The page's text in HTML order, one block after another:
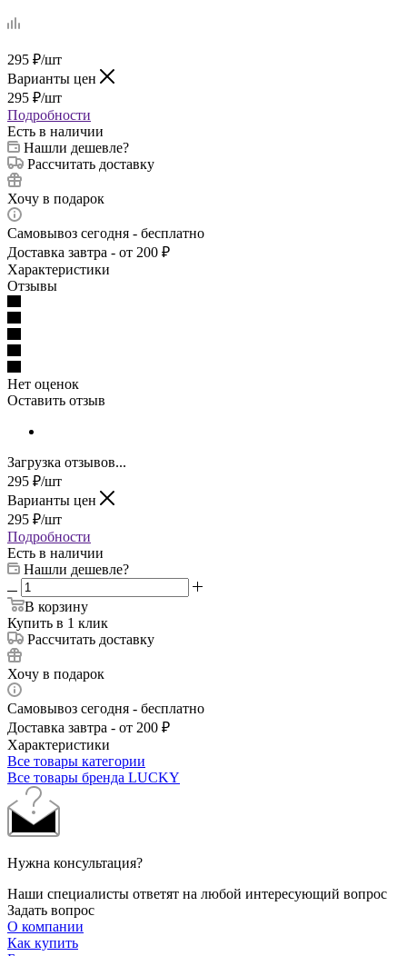
295 ₽/шт
Варианты цен
295 ₽/шт
Подробности
Есть в наличии
Нашли дешевле?
Рассчитать доставку
Хочу в подарок
Самовывоз сегодня - бесплатно
Доставка завтра - от 200 ₽
Характеристики
Отзывы
Нет оценок
Оставить отзыв
Загрузка отзывов...
295 ₽/шт
Варианты цен
295 ₽/шт
Подробности
Есть в наличии
Нашли дешевле?
В корзину
Купить в 1 клик
Рассчитать доставку
Хочу в подарок
Самовывоз сегодня - бесплатно
Доставка завтра - от 200 ₽
Характеристики
Все товары категории
Все товары бренда LUCKY
Нужна консультация?
Наши специалисты ответят на любой интересующий вопрос
Задать вопрос
О компании
Как купить